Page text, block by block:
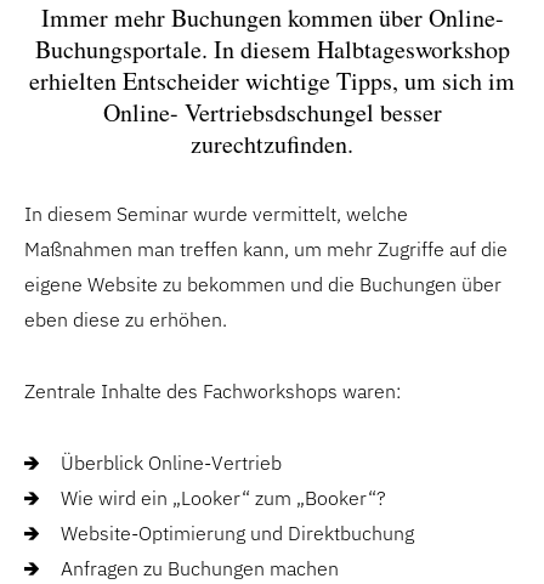
Immer mehr Buchungen kommen über Online-
Buchungsportale. In diesem Halbtagesworkshop
erhielten Entscheider wichtige Tipps, um sich im
Online- Vertriebsdschungel besser
zurechtzufinden.
In diesem Seminar wurde vermittelt, welche
Maßnahmen man treffen kann, um mehr Zugriffe auf die
eigene Website zu bekommen und die Buchungen über
eben diese zu erhöhen.
Zentrale Inhalte des Fachworkshops waren:
Überblick Online-Vertrieb
Wie wird ein „Looker“ zum „Booker“?
Website-Optimierung und Direktbuchung
Anfragen zu Buchungen machen